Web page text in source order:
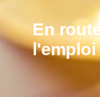
En
l'emploi